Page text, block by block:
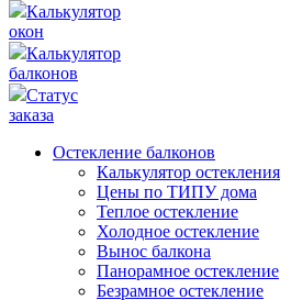
Калькулятор
окон
Калькулятор
балконов
Статус
заказа
Остекление балконов
Калькулятор остекления
Цены по ТИПУ дома
Теплое остекление
Холодное остекление
Вынос балкона
Панорамное остекление
Безрамное остекление